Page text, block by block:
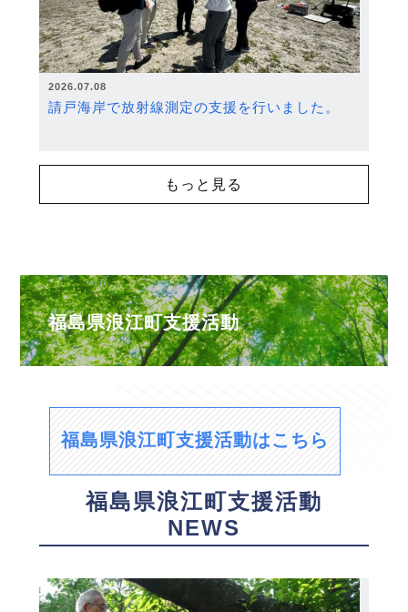
2026.07.08
請戸海岸で放射線測定の支援を行いました。
もっと見る
福島県浪江町支援活動
福島県浪江町支援活動はこちら
福島県浪江町支援活動
NEWS